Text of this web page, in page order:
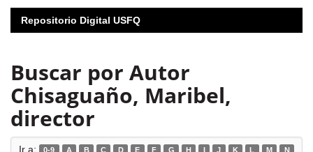
Repositorio Digital USFQ
Buscar por Autor
Chisaguaño, Maribel,
director
Ir a: 0-9 A B C D E F G H I J K L M
N